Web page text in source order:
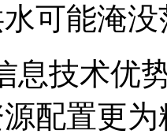
可能淹
技术优势
配置更